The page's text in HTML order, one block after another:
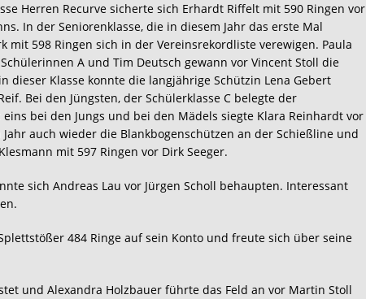
Herren Recurve sicherte sich Erhardt Riffelt mit 590 Ringen vor
In der Seniorenklasse, die in diesem Jahr das erste Mal
mit 598 Ringen sich in der Vereinsrekordliste verewigen. Paula
A und Tim Deutsch gewann vor Vincent Stoll die
dieser Klasse konnte die langjährige Schützin Lena Gebert
Bei den Jüngsten, der Schülerklasse C belegte der
eins bei den Jungs und bei den Mädels siegte Klara Reinhardt vor
auch wieder die Blankbogenschützen an der Schießline und
mit 597 Ringen vor Dirk Seeger.
sich Andreas Lau vor Jürgen Scholl behaupten. Interessant
484 Ringe auf sein Konto und freute sich über seine
und Alexandra Holzbauer führte das Feld an vor Martin Stoll